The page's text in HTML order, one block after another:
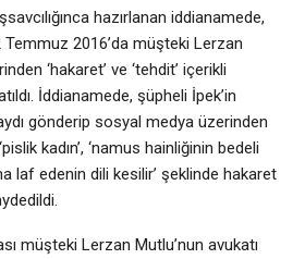
hazırlanan iddianamede,
Temmuz 2016’da müşteki Lerzan
‘hakaret’ ve ‘tehdit’ içerikli
İddianamede, şüpheli İpek’in
gönderip sosyal medya üzerinden
kadın’, ‘namus hainliğinin bedeli
laf edenin dili kesilir’ şeklinde hakaret
müşteki Lerzan Mutlu’nun avukatı